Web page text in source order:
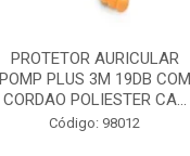
PROTETOR AURICULAR
POMP PLUS 3M 19DB COM
CORDAO POLIESTER CA...
Código: 98012